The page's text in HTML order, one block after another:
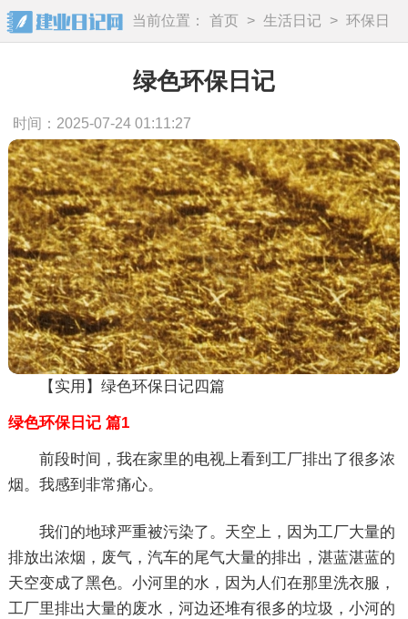
当前位置： 首页 > 生活日记 > 环保日
记
绿色环保日记
时间：2025-07-24 01:11:27
【实用】绿色环保日记四篇
绿色环保日记 篇1
前段时间，我在家里的电视上看到工厂排出了很多浓
烟。我感到非常痛心。
我们的地球严重被污染了。天空上，因为工厂大量的
排放出浓烟，废气，汽车的尾气大量的排出，湛蓝湛蓝的
天空变成了黑色。小河里的水，因为人们在那里洗衣服，
工厂里排出大量的废水，河边还堆有很多的垃圾，小河的